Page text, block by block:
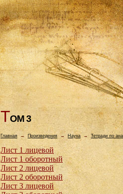
ТОМ 3
Главная→ Произведения → Наука →Тетради по
Лист 1 лицевой
Лист 1 оборотный
Лист 2 лицевой
Лист 2 оборотный
Лист 3 лицевой